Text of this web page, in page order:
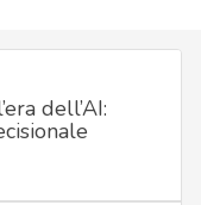
dell’AI: